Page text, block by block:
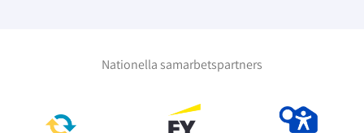
Nationella samarbetspartners